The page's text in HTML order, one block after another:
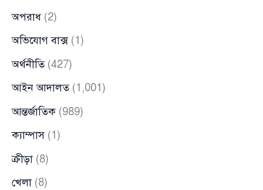
অপরাধ (2)
অভিযোগ বাক্স(1)
অর্থনীতি(427)
আইন আদালত(1,001)
আন্তর্জাতিক (989)
ক্যাম্পাস(1)
ক্রীড়া (8)
খেলা (8)